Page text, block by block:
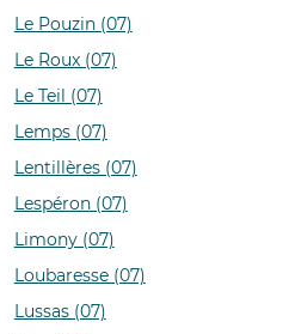
Le Pouzin (07)
Le Roux (07)
Le Teil (07)
Lemps (07)
Lentillères (07)
Lespéron (07)
Limony (07)
Loubaresse (07)
Lussas (07)